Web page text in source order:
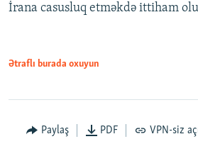
İrana casusluq etməkdə ittiham
Ətraflı burada oxuyun
Paylaş PDF VPN-siz